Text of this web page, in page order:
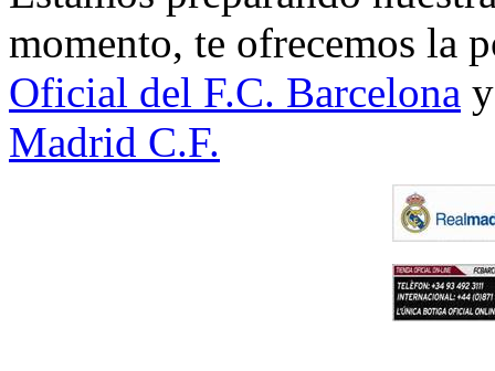
momento, te ofrecemos la
Oficial del F.C. Barcelona
Madrid C.F.